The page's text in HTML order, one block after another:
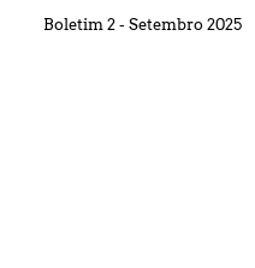
Boletim 2 - Setembro 2025